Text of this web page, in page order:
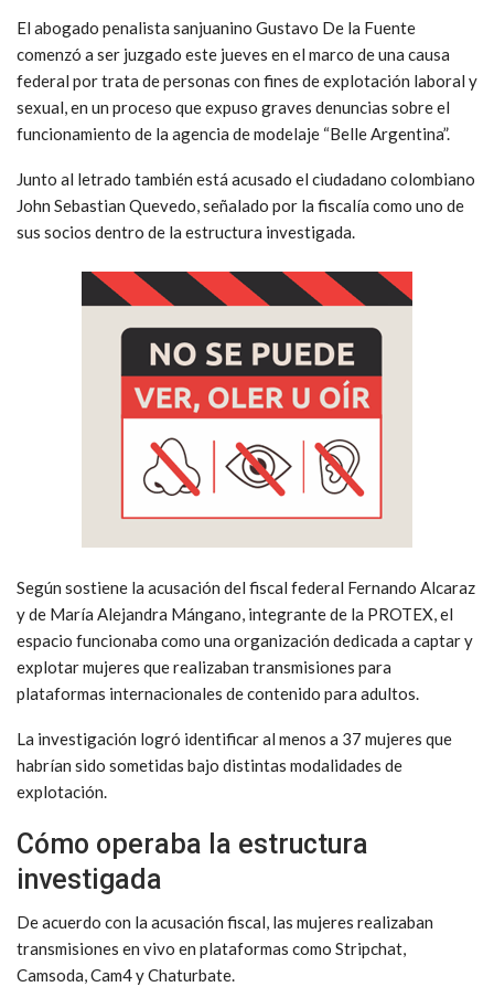
El abogado penalista sanjuanino Gustavo De la Fuente
comenzó a ser juzgado este jueves en el marco de una causa
federal por trata de personas con fines de explotación laboral y
sexual, en un proceso que expuso graves denuncias sobre el
funcionamiento de la agencia de modelaje “Belle Argentina”.
Junto al letrado también está acusado el ciudadano colombiano
John Sebastian Quevedo, señalado por la fiscalía como uno de
sus socios dentro de la estructura investigada.
Según sostiene la acusación del fiscal federal Fernando Alcaraz
y de María Alejandra Mángano, integrante de la PROTEX, el
espacio funcionaba como una organización dedicada a captar y
explotar mujeres que realizaban transmisiones para
plataformas internacionales de contenido para adultos.
La investigación logró identificar al menos a 37 mujeres que
habrían sido sometidas bajo distintas modalidades de
explotación.
Cómo operaba la estructura
investigada
De acuerdo con la acusación fiscal, las mujeres realizaban
transmisiones en vivo en plataformas como Stripchat,
Camsoda,Cam4yChaturbate.